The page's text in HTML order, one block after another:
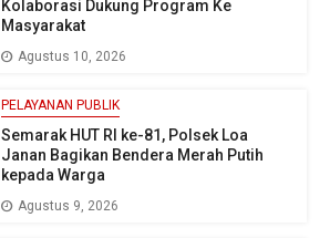
Kolaborasi Dukung Program Ke
Masyarakat
Agustus 10, 2026
PELAYANAN PUBLIK
Semarak HUT RI ke-81, Polsek Loa
Janan Bagikan Bendera Merah Putih
kepada Warga
Agustus 9, 2026